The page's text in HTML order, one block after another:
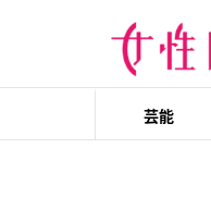
芸能